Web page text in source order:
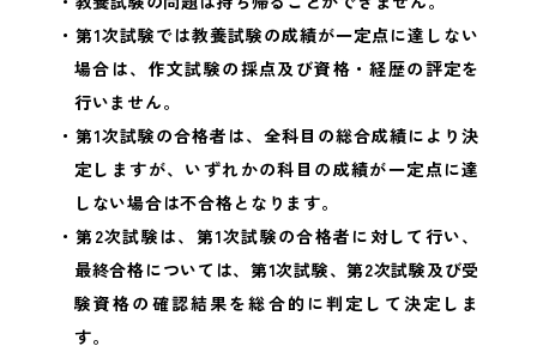
・第1次試験では教養試験の成績が一定点に達しない
場合は、作文試験の採点及び資格・経歴の評定を
行いません。
・第1次試験の合格者は、全科目の総合成績により決
定しますが、いずれかの科目の成績が一定点に達
しない場合は不合格となります。
・第2次試験は、第1次試験の合格者に対して行い、
最終合格については、第1次試験、第2次試験及び受
験資格の確認結果を総合的に判定して決定しま
す。